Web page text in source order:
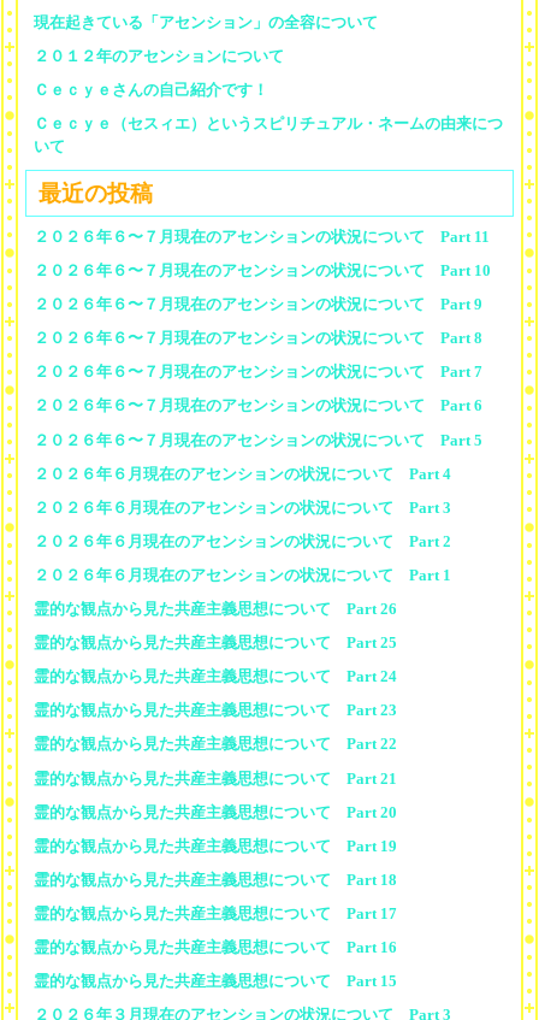
現在起きている「アセンション」の全容について
２０１２年のアセンションについて
Ｃｅｃｙｅさんの自己紹介です！
Ｃｅｃｙｅ（セスィエ）というスピリチュアル・ネームの由来につ
いて
最近の投稿
２０２６年６〜７月現在のアセンションの状況について Part 11
２０２６年６〜７月現在のアセンションの状況について Part 10
２０２６年６〜７月現在のアセンションの状況について Part 9
２０２６年６〜７月現在のアセンションの状況について Part 8
２０２６年６〜７月現在のアセンションの状況について Part 7
２０２６年６〜７月現在のアセンションの状況について Part 6
２０２６年６〜７月現在のアセンションの状況について Part 5
２０２６年６月現在のアセンションの状況について Part 4
２０２６年６月現在のアセンションの状況について Part 3
２０２６年６月現在のアセンションの状況について Part 2
２０２６年６月現在のアセンションの状況について Part 1
霊的な観点から見た共産主義思想について Part 26
霊的な観点から見た共産主義思想について Part 25
霊的な観点から見た共産主義思想について Part 24
霊的な観点から見た共産主義思想について Part 23
霊的な観点から見た共産主義思想について Part 22
霊的な観点から見た共産主義思想について Part 21
霊的な観点から見た共産主義思想について Part 20
霊的な観点から見た共産主義思想について Part 19
霊的な観点から見た共産主義思想について Part 18
霊的な観点から見た共産主義思想について Part 17
霊的な観点から見た共産主義思想について Part 16
霊的な観点から見た共産主義思想について Part 15
２０２６年３月現在のアセンションの状況について Part 3